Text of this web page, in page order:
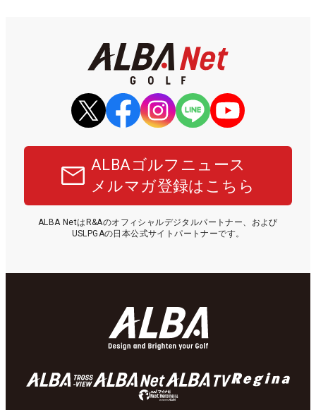
ALBAゴルフニュース
メルマガ登録はこちら
ALBA NetはR&Aのオフィシャルデジタルパートナー、および
USLPGAの日本公式サイトパートナーです。